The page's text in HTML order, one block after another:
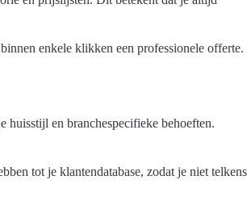
enkele klikken een professionele offerte.
huisstijl en branchespecifieke behoeften.
tot je klantendatabase, zodat je niet telkens